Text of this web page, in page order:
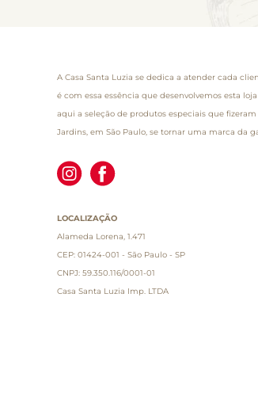
A Casa Santa Luzia se dedica a atender cada
é com essa essência que desenvolvemos esta
aqui a seleção de produtos especiais que
Jardins, em São Paulo, se tornar uma marca da
LOCALIZAÇÃO
Alameda Lorena, 1.471
CEP: 01424-001 - São Paulo - SP
CNPJ: 59.350.116/0001-01
Casa Santa Luzia Imp. LTDA